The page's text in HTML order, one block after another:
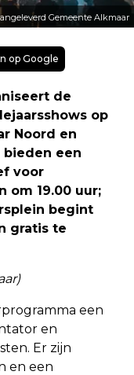
Gemeente Alkmaar
op Google
de
op
Noord en
bieden een
voor
om 19.00 uur;
begint
gratis te
een
en
Er zijn
en een